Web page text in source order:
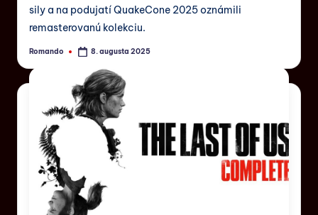
sily a na podujatí QuakeCone 2025 oznámili
remasterovanú kolekciu.
Romando 8. augusta 2025